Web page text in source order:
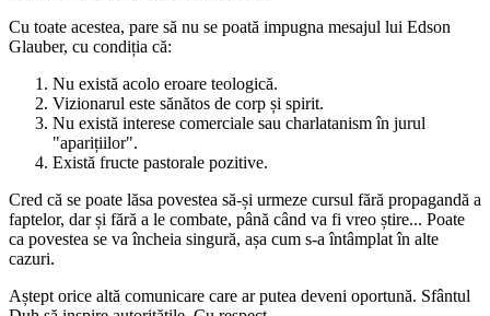
Cu toate acestea, pare să nu se poată impugna mesajul lui Edson
Glauber, cu condiția că:
Nu există acolo eroare teologică.
Vizionarul este sănătos de corp și spirit.
Nu există interese comerciale sau charlatanism în jurul
"aparițiilor".
Există fructe pastorale pozitive.
Cred că se poate lăsa povestea să-și urmeze cursul fără propagandă a
faptelor, dar și fără a le combate, până când va fi vreo știre... Poate
ca povestea se va încheia singură, așa cum s-a întâmplat în alte
cazuri.
Aștept orice altă comunicare care ar putea deveni oportună. Sfântul